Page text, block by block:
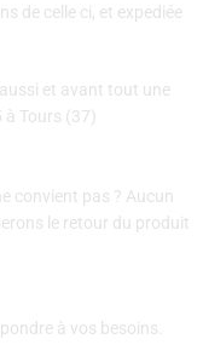
de celle ci, et expediée
et avant tout une
Tours (37)
convient pas ? Aucun
le retour du produit
à vos besoins.